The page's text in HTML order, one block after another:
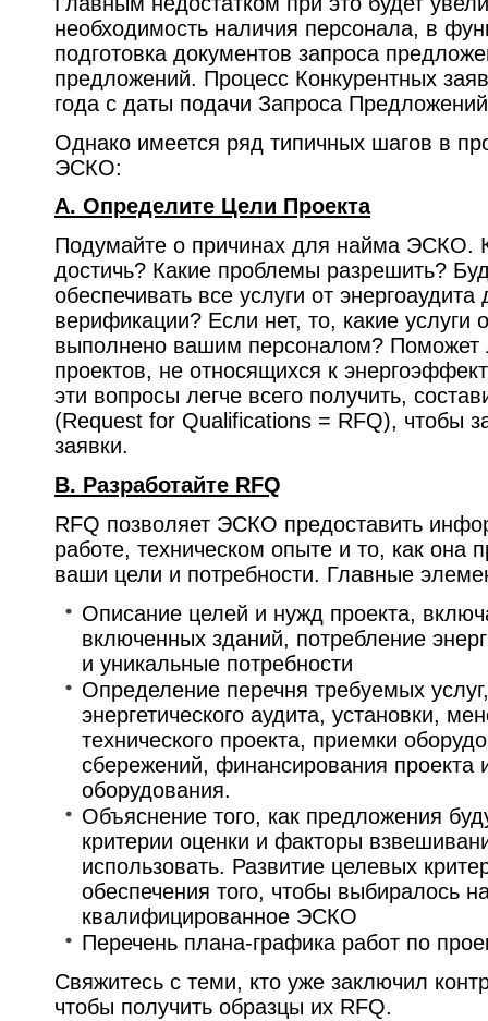
необходимость наличия персонала, в
подготовка документов запроса
предложений. Процесс Конкурентных
года с даты подачи Запроса
Однако имеется ряд типичных шагов в
ЭСКО:
A. Определите Цели Проекта
Подумайте о причинах для найма ЭСКО.
достичь? Какие проблемы разрешить?
обеспечивать все услуги от
верификации? Если нет, то, какие услуги
выполнено вашим персоналом?
проектов, не относящихся к
эти вопросы легче всего получить,
(Request for Qualifications = RFQ), чтобы
заявки.
B. Разработайте RFQ
RFQ позволяет ЭСКО предоставить
работе, техническом опыте и то, как она
ваши цели и потребности. Главные
Описание целей и нужд проекта,
включенных зданий, потребление
и уникальные потребности
Определение перечня требуемых
энергетического аудита, установки,
технического проекта, приемки
сбережений, финансирования проекта
оборудования.
Объяснение того, как предложения
критерии оценки и факторы
использовать. Развитие целевых
обеспечения того, чтобы выбиралось
квалифицированное ЭСКО
Перечень плана-графика работ по
Свяжитесь с теми, кто уже заключил
чтобы получить образцы их RFQ.